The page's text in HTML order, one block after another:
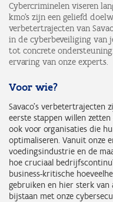
Cybercriminelen viseren
kmo's zijn een geliefd
verbetertrajecten van
in de cyberbeveiliging van
tot concrete
ervaring van onze experts.
Voor wie?
Savaco’s verbetertrajecten
eerste stappen willen
ook voor organisaties die
optimaliseren. Vanuit onze
voedingsindustrie en de
hoe cruciaal
business-kritische
gebruiken en hier sterk van
bijstaan met onze